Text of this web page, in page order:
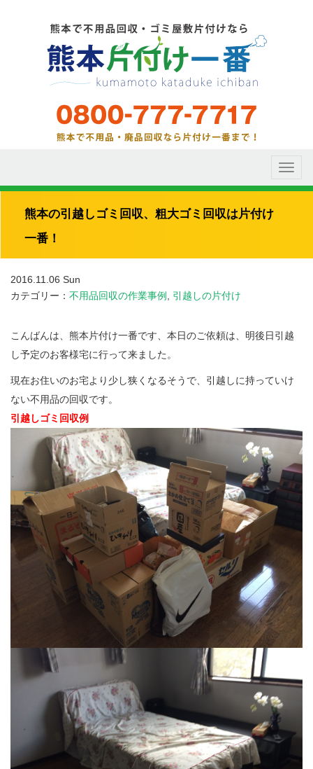
熊本の引越しゴミ回収、粗大ゴミ回収は片付け
一番！
2016.11.06 Sun
カテゴリー： 不用品回収の作業事例 引越しの片付け
こんばんは、熊本片付け一番です、本日のご依頼は、明後日引越
し予定のお客様宅に行って来ました。
現在お住いのお宅より少し狭くなるそうで、引越しに持っていけ
ない不用品の回収です。
引越しゴミ回収例